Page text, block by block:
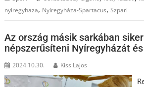
nyiregyhaza, Nyíregyháza-Spartacus,Szpari
Az ország másik sarkában
népszerűsíteni Nyíregyházát
2024.10.30. Kiss Lajos